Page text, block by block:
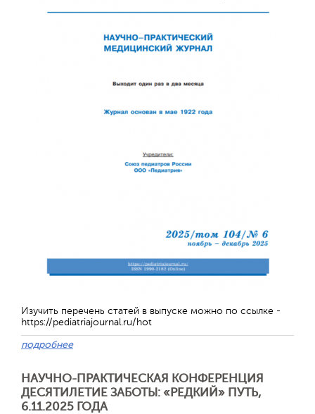
Изучить перечень статей в выпуске можно по ссылке -
https://pediatriajournal.ru/hot
подробнее
НАУЧНО-ПРАКТИЧЕСКАЯ КОНФЕРЕНЦИЯ
ДЕСЯТИЛЕТИЕ ЗАБОТЫ: «РЕДКИЙ» ПУТЬ,
6.11.2025 ГОДА